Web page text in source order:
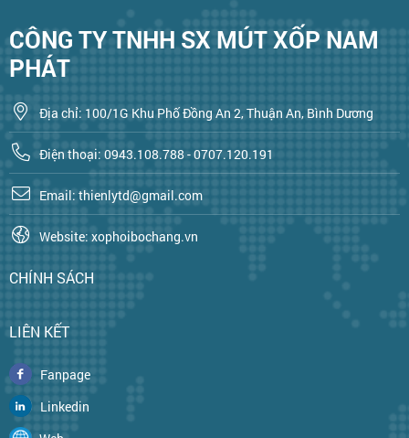
CÔNG TY TNHH SX MÚT XỐP NAM
PHÁT
Địa chỉ: 100/1G Khu Phố Đồng An 2, Thuận An, Bình Dương
Điện thoại: 0943.108.788 - 0707.120.191
Email: thienlytd@gmail.com
Website: xophoibochang.vn
CHÍNH SÁCH
LIÊN KẾT
Fanpage
Linkedin